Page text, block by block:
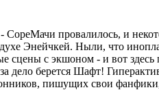
провалилось, и
Энейчкей. Ныли, что
сцены с экшоном - и вот
берется Шафт!
пишущих свои